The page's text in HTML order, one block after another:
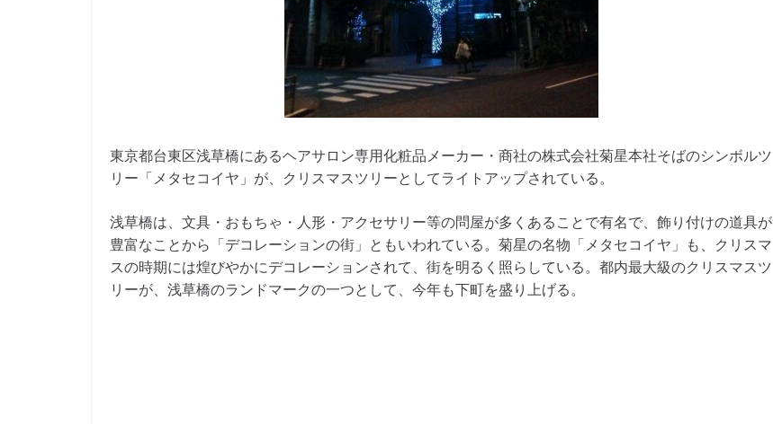
東京都台東区浅草橋にあるヘアサロン専用化粧品メーカー・商社の株式会社菊星本社そばのシンボルツ
リー「メタセコイヤ」が、クリスマスツリーとしてライトアップされている。
浅草橋は、文具・おもちゃ・人形・アクセサリー等の問屋が多くあることで有名で、飾り付けの道具が
豊富なことから「デコレーションの街」ともいわれている。菊星の名物「メタセコイヤ」も、クリスマ
スの時期には煌びやかにデコレーションされて、街を明るく照らしている。都内最大級のクリスマスツ
リーが、浅草橋のランドマークの一つとして、今年も下町を盛り上げる。